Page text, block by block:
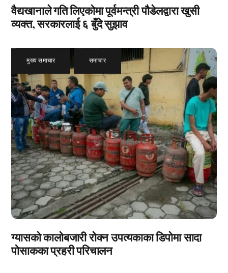
वैद्यखानाले गति लिएकोमा पूर्वमन्त्री पौडेलद्वारा खुसी
व्यक्त, सरकारलाई ६ बुँदे सुझाव
मुख्य समाचार , समाचार
ग्यासको कालोबजारी रोक्न उपत्यकाका डिपोमा सादा
पोसाकका प्रहरी परिचालन